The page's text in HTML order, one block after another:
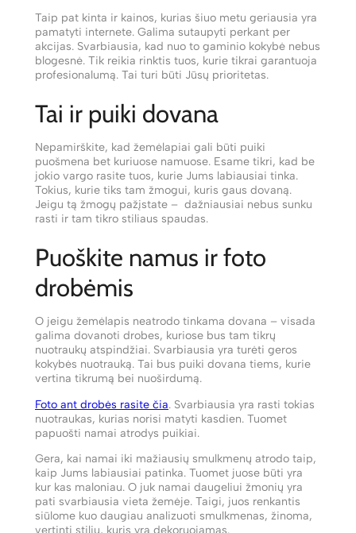
Taip pat kinta ir kainos, kurias šiuo metu geriausia yra
pamatyti internete. Galima sutaupyti perkant per
akcijas. Svarbiausia, kad nuo to gaminio kokybė nebus
blogesnė. Tik reikia rinktis tuos, kurie tikrai garantuoja
profesionalumą. Tai turi būti Jūsų prioritetas.
Tai ir puiki dovana
Nepamirškite, kad žemėlapiai gali būti puiki
puošmena bet kuriuose namuose. Esame tikri, kad be
jokio vargo rasite tuos, kurie Jums labiausiai tinka.
Tokius, kurie tiks tam žmogui, kuris gaus dovaną.
Jeigu tą žmogų pažįstate – dažniausiai nebus sunku
rasti ir tam tikro stiliaus spaudas.
Puoškite namus ir foto
drobėmis
O jeigu žemėlapis neatrodo tinkama dovana – visada
galima dovanoti drobes, kuriose bus tam tikrų
nuotraukų atspindžiai. Svarbiausia yra turėti geros
kokybės nuotrauką. Tai bus puiki dovana tiems, kurie
vertina tikrumą bei nuoširdumą.
Foto ant drobės rasite čia. Svarbiausia yra rasti tokias
nuotraukas, kurias norisi matyti kasdien. Tuomet
papuošti namai atrodys puikiai.
Gera, kai namai iki mažiausių smulkmenų atrodo taip,
kaip Jums labiausiai patinka. Tuomet juose būti yra
kur kas maloniau. O juk namai daugeliui žmonių yra
pati svarbiausia vieta žemėje. Taigi, juos renkantis
siūlome kuo daugiau analizuoti smulkmenas, žinoma,
vertinti stilių, kuris yra dekoruojamas.